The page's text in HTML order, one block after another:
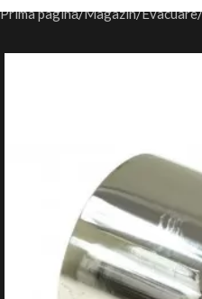
Prima pagină Magazin Evacuare